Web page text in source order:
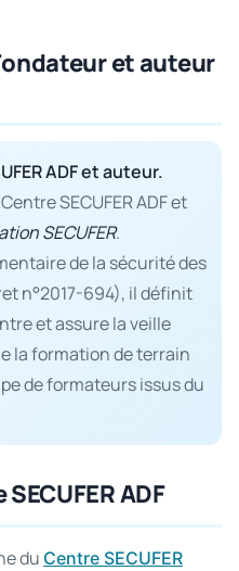
et auteur
ADF et auteur.
SECUFER ADF et
SECUFER.
de la sécurité des
n°2017-694), il définit
et assure la veille
la formation de terrain
de formateurs issus du
ADF
du Centre SECUFER